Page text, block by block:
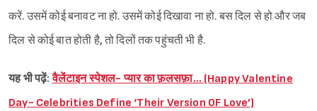
करें. उसमें कोई बनावट ना हो. उसमें कोई दिखावा ना हो. बस दिल से हो और जब
दिल से कोई बात होती है, तो दिलों तक पहुंचती भी है.
यह भी पढ़ें:वैलेंटाइन स्पेशल- प्यार का फ़लसफ़ा… (Happy Valentine
Day- Celebrities Define ‘Their Version OF Love’)